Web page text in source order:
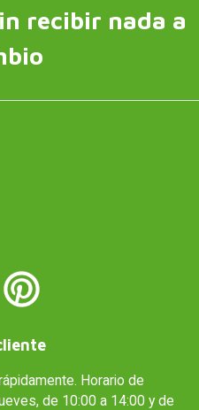
recibir nada a
Horario de
de 10:00 a 14:00 y de